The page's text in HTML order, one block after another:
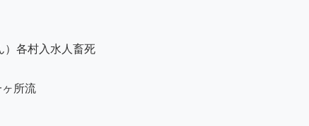
）各村入水人畜死
所流